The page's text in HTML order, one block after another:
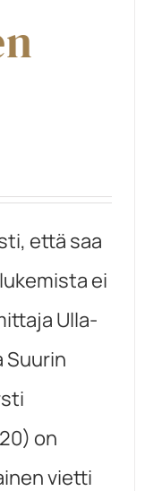
että saa
ei
Ulla-
Suurin
on
vietti